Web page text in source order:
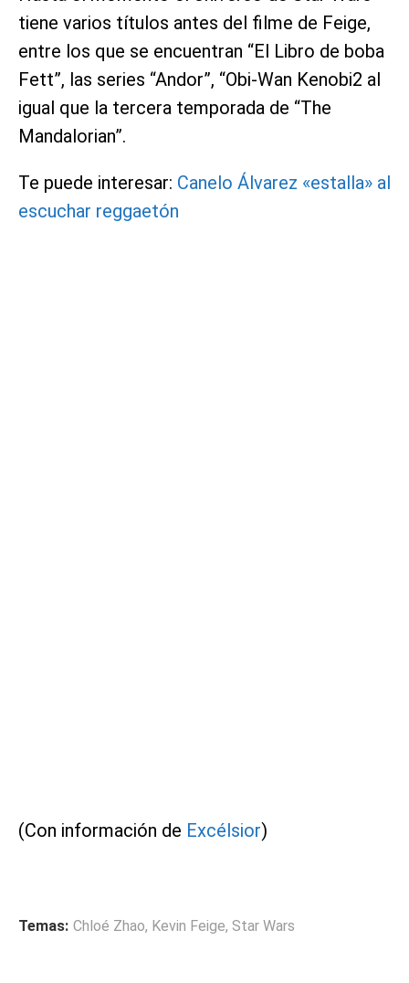
tiene varios títulos antes del filme de Feige,
entre los que se encuentran “El Libro de boba
Fett”, las series “Andor”, “Obi-Wan Kenobi2 al
igual que la tercera temporada de “The
Mandalorian”.
Te puede interesar: Canelo Álvarez «estalla» al
escuchar reggaetón
(Con información de Excélsior)
Temas: Chloé Zhao, Kevin Feige, Star Wars